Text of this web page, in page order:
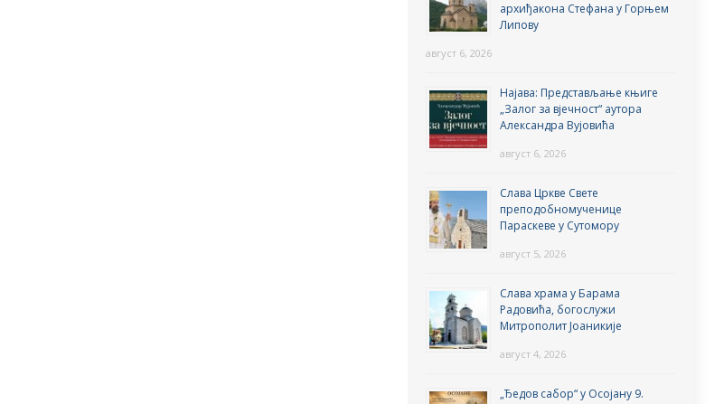
архиђакона Стефана у Горњем
Липову
август 6, 2026
Најава: Представљање књиге
„Залог за вјечност“ аутора
Александра Вујовића
август 6, 2026
Слава Цркве Свете
преподобномученице
Параскеве у Сутомору
август 5, 2026
Слава храма у Барама
Радовића, богослужи
Митрополит Јоаникије
август 4, 2026
„Ђедов сабор“ у Осојану 9.